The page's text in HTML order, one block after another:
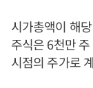
시가총액이 해
주식은 6천만
시점의 주가로